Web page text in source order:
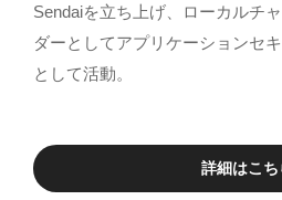
Sendaiを立ち上げ、ローカルチ
ダーとしてアプリケーションセ
として活動。
詳細はこち